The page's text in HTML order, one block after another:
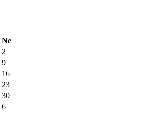
Ne
2
9
16
23
30
6